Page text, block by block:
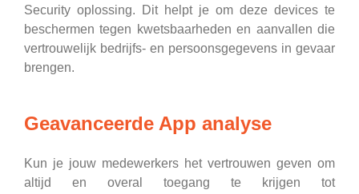
Security oplossing. Dit helpt je om deze devices te
beschermen tegen kwetsbaarheden en aanvallen die
vertrouwelijk bedrijfs- en persoonsgegevens in gevaar
brengen.
Geavanceerde App analyse
Kun je jouw medewerkers het vertrouwen geven om
altijd en overal toegang te krijgen tot